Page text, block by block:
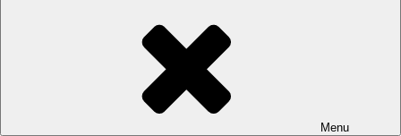
Menu